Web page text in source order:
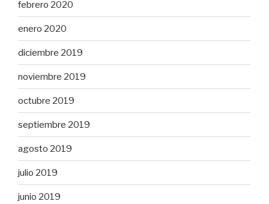
febrero 2020
enero 2020
diciembre 2019
noviembre 2019
octubre 2019
septiembre 2019
agosto 2019
julio 2019
junio 2019